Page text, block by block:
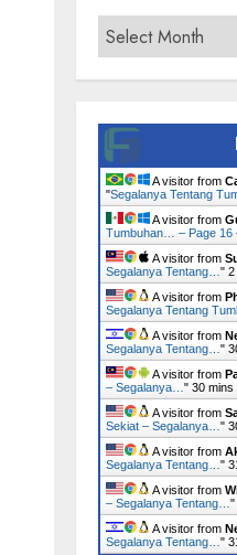
Archives
A visitor from
"Segalanya Tentang
A visitor from
Tumbuhan… – Page 16
A visitor from
Segalanya Tentang… " 2
A visitor from
Segalanya Tentang
A visitor from
Segalanya Tentang… "
A visitor from
– Segalanya… " 30 mins
A visitor from
Sekiat – Segalanya… "
A visitor from
Segalanya Tentang… "
A visitor from
– Segalanya Tentang… "
A visitor from
Segalanya Tentang… "